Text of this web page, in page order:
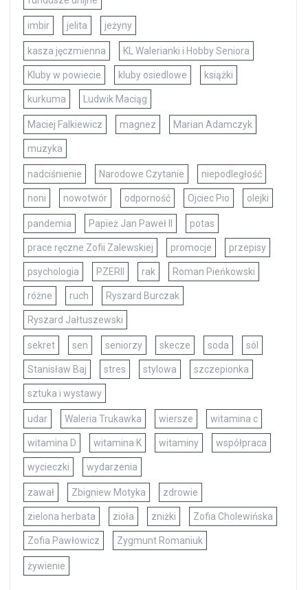
imbir jelita jeżyny
kasza jęczmienna KL Walerianki i Hobby Seniora
Kluby w powiecie kluby osiedlowe książki
kurkuma Ludwik Maciąg
Maciej Falkiewicz magnez Marian Adamczyk
muzyka
nadciśnienie Narodowe Czytanie niepodległość
noni nowotwór odporność Ojciec Pio olejki
pandemia Papież Jan Paweł II potas
prace ręczne Zofii Zalewskiej promocje przepisy
psychologia PZERII rak Roman Pieńkowski
różne ruch Ryszard Burczak
Ryszard Jałtuszewski
sekret sen seniorzy skecze soda sól
Stanisław Baj stres stylowa szczepionka
sztuka i wystawy
udar Waleria Trukawka wiersze witamina c
witamina D witamina K witaminy współpraca
wycieczki wydarzenia
zawał Zbigniew Motyka zdrowie
zielona herbata zioła zniżki Zofia Cholewińska
Zofia Pawłowicz Zygmunt Romaniuk
żywienie